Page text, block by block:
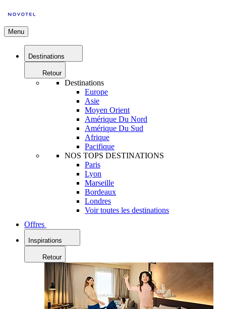
Menu
Destinations
Retour
Destinations
Europe
Asie
Moyen Orient
Amérique Du Nord
Amérique Du Sud
Afrique
Pacifique
NOS TOPS DESTINATIONS
Paris
Lyon
Marseille
Bordeaux
Londres
Voir toutes les destinations
Offres
Inspirations
Retour